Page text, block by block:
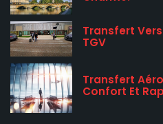
Transfert
TGV
Transfert
Confort Et